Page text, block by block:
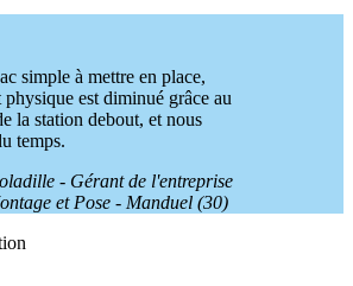
simple à mettre en place,
est diminué grâce au
la station debout, et nous
temps.
- Gérant de l'entreprise
et Pose - Manduel (30)